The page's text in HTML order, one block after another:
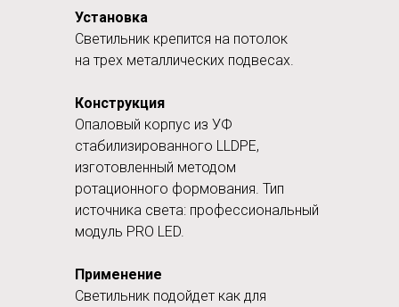
Установка
Светильник крепится на потолок
на трех металлических подвесах.
Конструкция
Опаловый корпус из УФ
стабилизированного LLDPE,
изготовленный методом
ротационного формования. Тип
источника света: профессиональный
модуль PRO LED.
Применение
Светильник подойдет как для